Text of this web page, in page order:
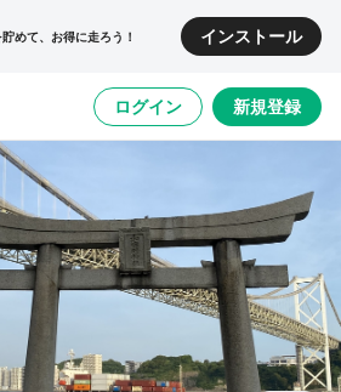
めて、お得に走ろう！ インストール
ログイン 新規登録